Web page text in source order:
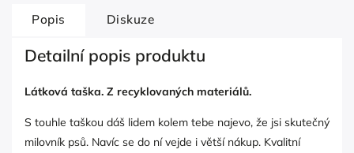
Popis Diskuze
Detailní popis produktu
Látková taška. Z recyklovaných materiálů.
S touhle taškou dáš lidem kolem tebe najevo, že jsi skutečný
milovník psů. Navíc se do ní vejde i větší nákup. Kvalitní